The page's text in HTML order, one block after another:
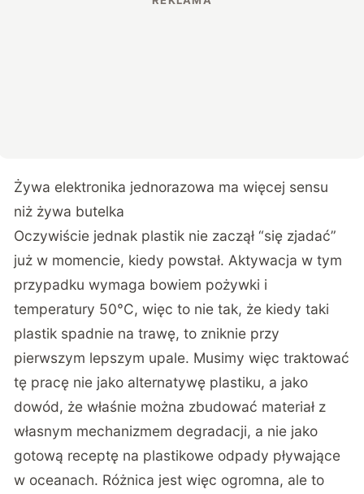
Żywa elektronika jednorazowa ma więcej sensu
niż żywa butelka
Oczywiście jednak plastik nie zaczął “się zjadać”
już w momencie, kiedy powstał. Aktywacja w tym
przypadku wymaga bowiem pożywki i
temperatury 50°C, więc to nie tak, że kiedy taki
plastik spadnie na trawę, to zniknie przy
pierwszym lepszym upale. Musimy więc traktować
tę pracę nie jako alternatywę plastiku, a jako
dowód, że właśnie można zbudować materiał z
własnym mechanizmem degradacji, a nie jako
gotową receptę na plastikowe odpady pływające
w oceanach. Różnica jest więc ogromna, ale to